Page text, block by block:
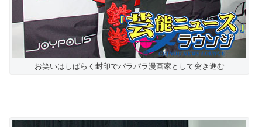
お笑いはしばらく封印でパラパラ漫画家として突き進む